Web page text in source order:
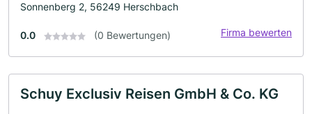
Sonnenberg 2, 56249 Herschbach
0.0 (0 Bewertungen) Firma bewerten
Schuy Exclusiv Reisen GmbH & Co. KG